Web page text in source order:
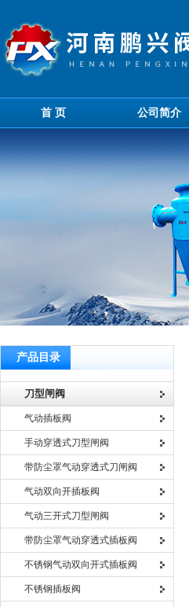
首 页 公司简介
产品目录
刀型闸阀
气动插板阀
手动穿透式刀型闸阀
带防尘罩气动穿透式刀闸阀
气动双向开插板阀
气动三开式刀型闸阀
带防尘罩气动穿透式插板阀
不锈钢气动双向开式插板阀
不锈钢插板阀